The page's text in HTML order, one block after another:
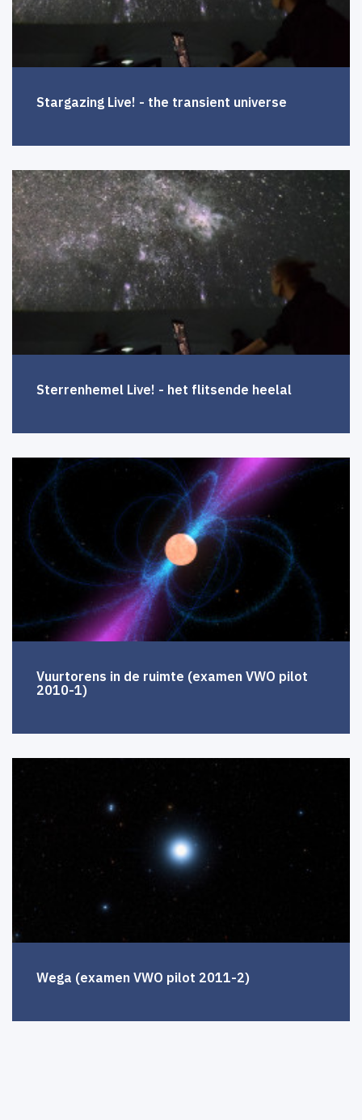
Stargazing Live! - the transient universe
Sterrenhemel Live! - het flitsende heelal
Vuurtorens in de ruimte (examen VWO pilot
2010-1)
Wega (examen VWO pilot 2011-2)